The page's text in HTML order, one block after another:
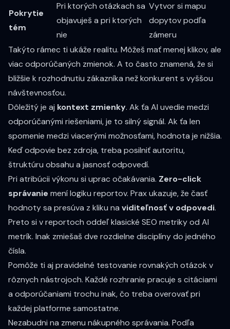
Pokrytie
tém
Pri ktorých otázkach sa
objavuješ a pri ktorých
nie
Vytvor si mapu
dopytov podľa
zámeru
Takýto rámec ti ukáže realitu. Môžeš mať menej klikov, ale
viac odporúčaných zmienok. A to často znamená, že si
bližšie k rozhodnutiu zákazníka než konkurent s vyššou
návštevnosťou.
Dôležitý je aj kontext zmienky. Ak ťa AI uvedie medzi
odporúčanými riešeniami, je to silný signál. Ak ťa len
spomenie medzi viacerými možnosťami, hodnota je nižšia.
Keď odpovie bez zdroja, treba posilniť autoritu,
štruktúru obsahu a jasnosť odpovedí.
Pri atribúcii výkonu si uprac očakávania. Zero-click
správanie mení logiku reportov. Prax ukazuje, že časť
hodnoty sa presúva z kliku na viditeľnosť v odpovedi.
Preto si v reportoch oddeľ klasické SEO metriky od AI
metrík. Inak zmiešaš dve rozdielne disciplíny do jedného
čísla.
Pomôže ti aj pravidelné testovanie rovnakých otázok v
rôznych nástrojoch. Každé rozhranie pracuje s citáciami
a odporúčaniami trochu inak, čo treba overovať pri
každej platforme samostatne.
Nezabudni na zmenu nákupného správania. Podľa